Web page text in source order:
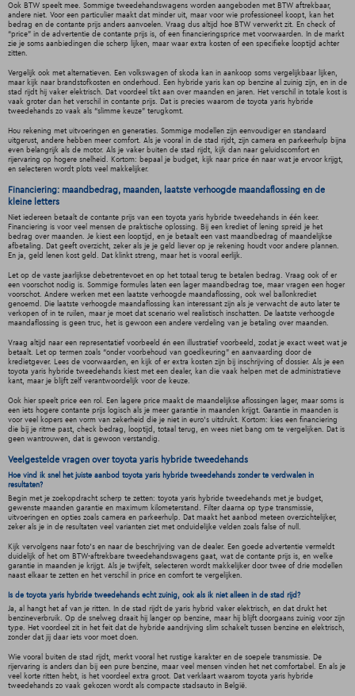
Ook BTW speelt mee. Sommige tweedehandswagens worden aangeboden met BTW aftrekbaar,
andere niet. Voor een particulier maakt dat minder uit, maar voor wie professioneel koopt, kan het
bedrag en de contante prijs anders aanvoelen. Vraag dus altijd hoe BTW verwerkt zit. En check of
“price” in de advertentie de contante prijs is, of een financieringsprice met voorwaarden. In de markt
zie je soms aanbiedingen die scherp lijken, maar waar extra kosten of een specifieke looptijd achter
zitten.
Vergelijk ook met alternatieven. Een volkswagen of skoda kan in aankoop soms vergelijkbaar lijken,
maar kijk naar brandstofkosten en onderhoud. Een hybride yaris kan op benzine al zuinig zijn, en in de
stad rijdt hij vaker elektrisch. Dat voordeel tikt aan over maanden en jaren. Het verschil in totale kost is
vaak groter dan het verschil in contante prijs. Dat is precies waarom de toyota yaris hybride
tweedehands zo vaak als “slimme keuze” terugkomt.
Hou rekening met uitvoeringen en generaties. Sommige modellen zijn eenvoudiger en standaard
uitgerust, andere hebben meer comfort. Als je vooral in de stad rijdt, zijn camera en parkeerhulp bijna
even belangrijk als de motor. Als je vaker buiten de stad rijdt, kijk dan naar geluidscomfort en
rijervaring op hogere snelheid. Kortom: bepaal je budget, kijk naar price én naar wat je ervoor krijgt,
en selecteren wordt plots veel makkelijker.
Financiering: maandbedrag, maanden, laatste verhoogde maandaflossing en de
kleine letters
Niet iedereen betaalt de contante prijs van een toyota yaris hybride tweedehands in één keer.
Financiering is voor veel mensen de praktische oplossing. Bij een krediet of lening spreid je het
bedrag over maanden. Je kiest een looptijd, en je betaalt een vast maandbedrag of maandelijkse
afbetaling. Dat geeft overzicht, zeker als je je geld liever op je rekening houdt voor andere plannen.
En ja, geld lenen kost geld. Dat klinkt streng, maar het is vooral eerlijk.
Let op de vaste jaarlijkse debetrentevoet en op het totaal terug te betalen bedrag. Vraag ook of er
een voorschot nodig is. Sommige formules laten een lager maandbedrag toe, maar vragen een hoger
voorschot. Andere werken met een laatste verhoogde maandaflossing, ook wel ballonkrediet
genoemd. Die laatste verhoogde maandaflossing kan interessant zijn als je verwacht de auto later te
verkopen of in te ruilen, maar je moet dat scenario wel realistisch inschatten. De laatste verhoogde
maandaflossing is geen truc, het is gewoon een andere verdeling van je betaling over maanden.
Vraag altijd naar een representatief voorbeeld én een illustratief voorbeeld, zodat je exact weet wat je
betaalt. Let op termen zoals “onder voorbehoud van goedkeuring” en aanvaarding door de
kredietgever. Lees de voorwaarden, en kijk of er extra kosten zijn bij inschrijving of dossier. Als je een
toyota yaris hybride tweedehands kiest met een dealer, kan die vaak helpen met de administratieve
kant, maar je blijft zelf verantwoordelijk voor de keuze.
Ook hier speelt price een rol. Een lagere price maakt de maandelijkse aflossingen lager, maar soms is
een iets hogere contante prijs logisch als je meer garantie in maanden krijgt. Garantie in maanden is
voor veel kopers een vorm van zekerheid die je niet in euro’s uitdrukt. Kortom: kies een financiering
die bij je ritme past, check bedrag, looptijd, totaal terug, en wees niet bang om te vergelijken. Dat is
geen wantrouwen, dat is gewoon verstandig.
Veelgestelde vragen over toyota yaris hybride tweedehands
Hoe vind ik snel het juiste aanbod toyota yaris hybride tweedehands zonder te verdwalen in
resultaten?
Begin met je zoekopdracht scherp te zetten: toyota yaris hybride tweedehands met je budget,
gewenste maanden garantie en maximum kilometerstand. Filter daarna op type transmissie,
uitvoeringen en opties zoals camera en parkeerhulp. Dat maakt het aanbod meteen overzichtelijker,
zeker als je in de resultaten veel varianten ziet met onduidelijke velden zoals false of null.
Kijk vervolgens naar foto’s en naar de beschrijving van de dealer. Een goede advertentie vermeldt
duidelijk of het om BTW-aftrekbare tweedehandswagens gaat, wat de contante prijs is, en welke
garantie in maanden je krijgt. Als je twijfelt, selecteren wordt makkelijker door twee of drie modellen
naast elkaar te zetten en het verschil in price en comfort te vergelijken.
Is de toyota yaris hybride tweedehands echt zuinig, ook als ik niet alleen in de stad rijd?
Ja, al hangt het af van je ritten. In de stad rijdt de yaris hybrid vaker elektrisch, en dat drukt het
benzineverbruik. Op de snelweg draait hij langer op benzine, maar hij blijft doorgaans zuinig voor zijn
type. Het voordeel zit in het feit dat de hybride aandrijving slim schakelt tussen benzine en elektrisch,
zonder dat jij daar iets voor moet doen.
Wie vooral buiten de stad rijdt, merkt vooral het rustige karakter en de soepele transmissie. De
rijervaring is anders dan bij een pure benzine, maar veel mensen vinden het net comfortabel. En als je
veel korte ritten hebt, is het voordeel extra groot. Dat verklaart waarom toyota yaris hybride
tweedehands zo vaak gekozen wordt als compacte stadsauto in België.